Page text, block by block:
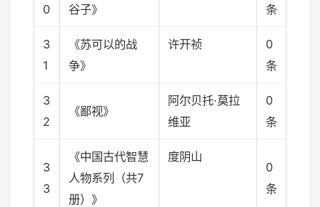
0
谷子》
条
3
1
《苏可以的战
争》
许开祯
0
条
3
2
《鄙视》
阿尔贝托·莫拉
维亚
0
条
3
3
《中国古代智慧
人物系列（共7
册）》
度阴山
0
条